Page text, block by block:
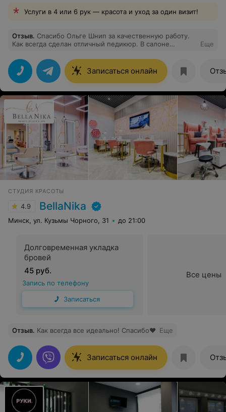
Услуги в 4 или 6 рук — красота и уход за один визит!
Отзыв. Спасибо Ольге Шнип за качественную работу.
Как всегда сделан отличный педикюр. В салоне
оборудование
Еще
Записаться онлайн
СТУДИЯ КРАСОТЫ
4.9 BellaNika
Минск, ул. Кузьмы Чорного, 31 до 21:00
Долговременная укладка
бровей
45 руб.
Запись по телефону
Записаться
Все цены
Отзыв. Как всегда все идеально! Спасибо♥️ Еще
Записаться онлайн